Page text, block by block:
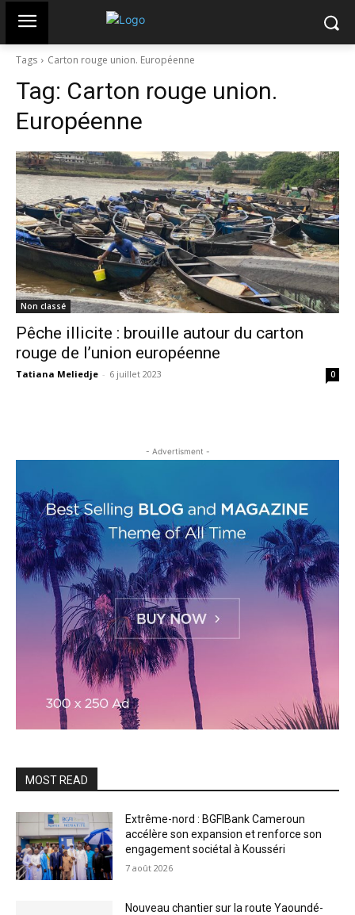
Tags Carton rouge union. Européenne
Tag: Carton rouge union.
Européenne
Non classé
Pêche illicite : brouille autour du carton
rouge de l’union européenne
Tatiana Meliedje - 6 juillet 2023 0
- Advertisment -
MOST READ
Extrême-nord : BGFIBank Cameroun
accélère son expansion et renforce son
engagement sociétal à Kousséri
7 août 2026
Nouveau chantier sur la route Yaoundé-